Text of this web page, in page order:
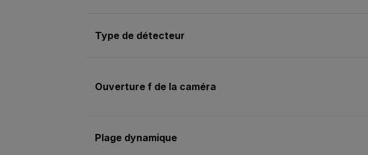
Type de détecteur
Ouverture f de la caméra
Plage dynamique